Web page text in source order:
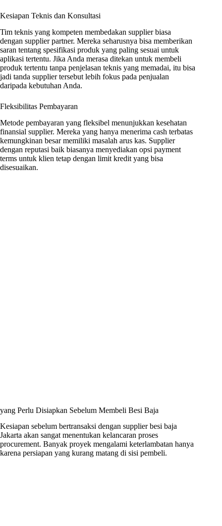
Kesiapan Teknis dan Konsultasi
Tim teknis yang kompeten membedakan supplier biasa
dengan supplier partner. Mereka seharusnya bisa memberikan
saran tentang spesifikasi produk yang paling sesuai untuk
aplikasi tertentu. Jika Anda merasa ditekan untuk membeli
produk tertentu tanpa penjelasan teknis yang memadai, itu bisa
jadi tanda supplier tersebut lebih fokus pada penjualan
daripada kebutuhan Anda.
Fleksibilitas Pembayaran
Metode pembayaran yang fleksibel menunjukkan kesehatan
finansial supplier. Mereka yang hanya menerima cash terbatas
kemungkinan besar memiliki masalah arus kas. Supplier
dengan reputasi baik biasanya menyediakan opsi payment
terms untuk klien tetap dengan limit kredit yang bisa
disesuaikan.
yang Perlu Disiapkan Sebelum Membeli Besi Baja
Kesiapan sebelum bertransaksi dengan supplier besi baja
Jakarta akan sangat menentukan kelancaran proses
procurement. Banyak proyek mengalami keterlambatan hanya
karena persiapan yang kurang matang di sisi pembeli.